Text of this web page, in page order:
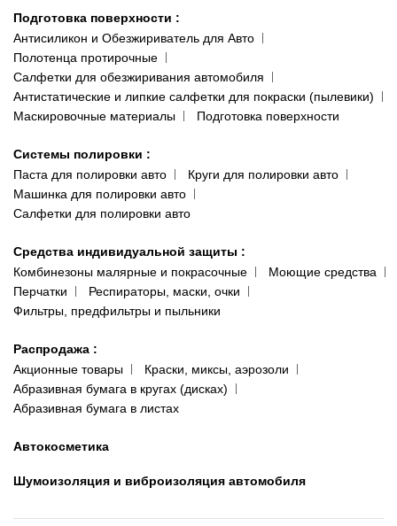
Подготовка поверхности :
Антисиликон и Обезжириватель для Авто
Полотенца протирочные
Салфетки для обезжиривания автомобиля
Антистатические и липкие салфетки для покраски (пылевики)
Маскировочные материалы
Подготовка поверхности
Системы полировки :
Паста для полировки авто
Круги для полировки авто
Машинка для полировки авто
Салфетки для полировки авто
Средства индивидуальной защиты :
Комбинезоны малярные и покрасочные
Моющие средства
Перчатки
Респираторы, маски, очки
Фильтры, предфильтры и пыльники
Распродажа :
Акционные товары
Краски, миксы, аэрозоли
Абразивная бумага в кругах (дисках)
Абразивная бумага в листах
Автокосметика
Шумоизоляция и виброизоляция автомобиля